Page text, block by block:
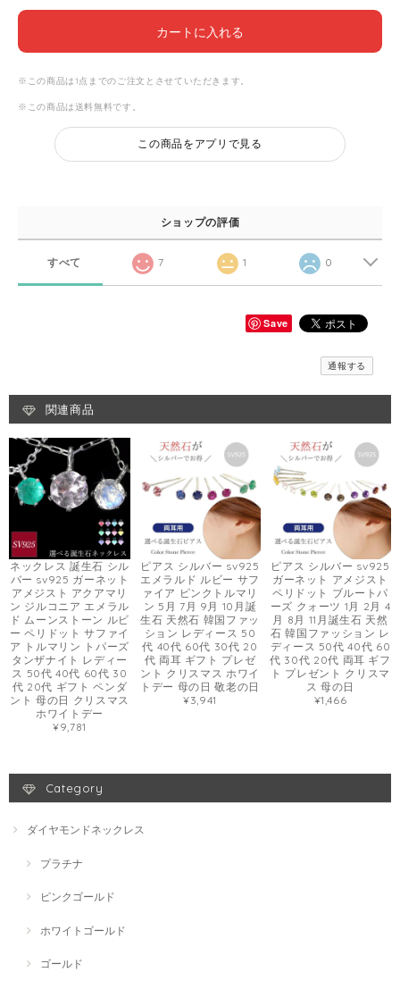
カートに入れる
※この商品は1点までのご注文とさせていただきます。
※この商品は 送料無料です。
この商品をアプリで見る
ショップの評価
すべて 7 1 0
Save
通報する
関連商品
ネックレス 誕生石 シル
バー sv925 ガーネット
アメジスト アクアマリ
ン ジルコニア エメラル
ド ムーンストーン ルビ
ー ペリドット サファイ
ア トルマリン トパーズ
タンザナイト レディー
ス 50代 40代 60代 30
代 20代 ギフト ペンダ
ント 母の日 クリスマス
ホワイトデー
¥9,781
ピアス シルバー sv925
エメラルド ルビー サフ
ァイア ピンクトルマリ
ン 5月 7月 9月 10月誕
生石 天然石 韓国ファッ
ション レディース 50
代 40代 60代 30代 20
代 両耳 ギフト プレゼ
ント クリスマス ホワイ
トデー 母の日 敬老の日
¥3,941
ピアス シルバー sv925
ガーネット アメジスト
ペリドット ブルートパ
ーズ クォーツ 1月 2月 4
月 8月 11月誕生石 天然
石 韓国ファッション レ
ディース 50代 40代 60
代 30代 20代 両耳 ギフ
ト プレゼント クリスマ
ス 母の日
¥1,466
Category
ダイヤモンドネックレス
プラチナ
ピンクゴールド
ホワイトゴールド
ゴールド